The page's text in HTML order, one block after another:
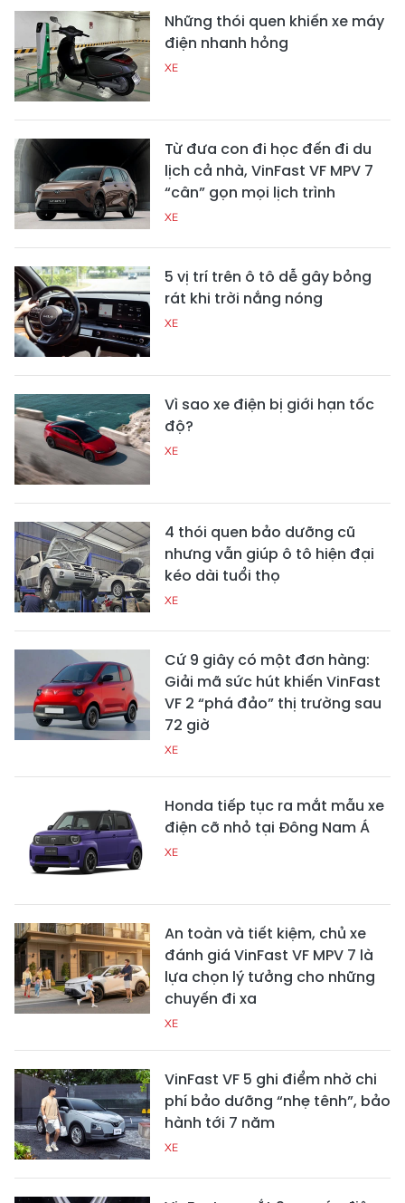
Những thói quen khiến xe máy
điện nhanh hỏng
XE
Từ đưa con đi học đến đi du
lịch cả nhà, VinFast VF MPV 7
“cân” gọn mọi lịch trình
XE
5 vị trí trên ô tô dễ gây bỏng
rát khi trời nắng nóng
XE
Vì sao xe điện bị giới hạn tốc
độ?
XE
4 thói quen bảo dưỡng cũ
nhưng vẫn giúp ô tô hiện đại
kéo dài tuổi thọ
XE
Cứ 9 giây có một đơn hàng:
Giải mã sức hút khiến VinFast
VF 2 “phá đảo” thị trường sau
72 giờ
XE
Honda tiếp tục ra mắt mẫu xe
điện cỡ nhỏ tại Đông Nam Á
XE
An toàn và tiết kiệm, chủ xe
đánh giá VinFast VF MPV 7 là
lựa chọn lý tưởng cho những
chuyến đi xa
XE
VinFast VF 5 ghi điểm nhờ chi
phí bảo dưỡng “nhẹ tênh”, bảo
hành tới 7 năm
XE